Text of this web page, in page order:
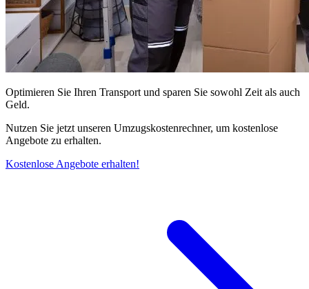
Optimieren Sie Ihren Transport und sparen Sie sowohl Zeit als auch
Geld.
Nutzen Sie jetzt unseren Umzugskostenrechner, um kostenlose
Angebote zu erhalten.
Kostenlose Angebote erhalten!